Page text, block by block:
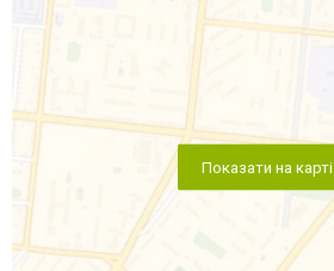
Показати на карті